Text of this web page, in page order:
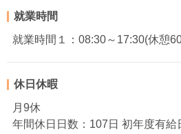
就業時間
就業時間１：08:30～17:30(休憩
休日休暇
月9休
年間休日日数：107日 初年度有給